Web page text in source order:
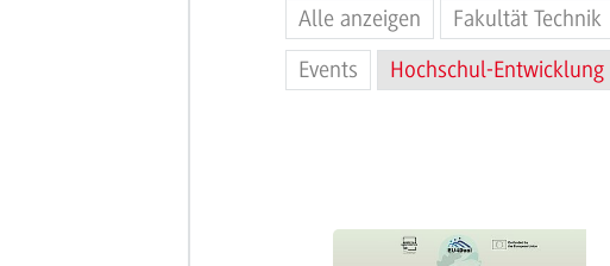
Alle anzeigen Fakultät Technik
Events
Hochschul-Entwicklung